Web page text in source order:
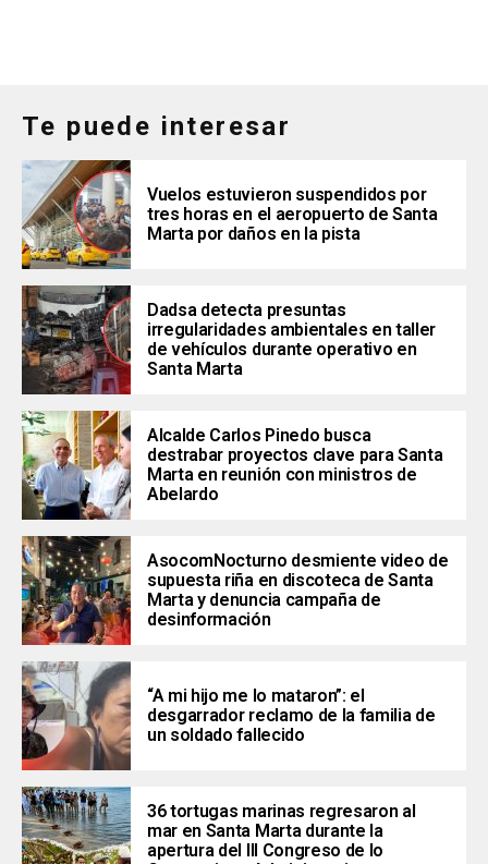
Te puede interesar
Vuelos estuvieron suspendidos por
tres horas en el aeropuerto de Santa
Marta por daños en la pista
Dadsa detecta presuntas
irregularidades ambientales en taller
de vehículos durante operativo en
Santa Marta
Alcalde Carlos Pinedo busca
destrabar proyectos clave para Santa
Marta en reunión con ministros de
Abelardo
AsocomNocturno desmiente video de
supuesta riña en discoteca de Santa
Marta y denuncia campaña de
desinformación
“A mi hijo me lo mataron”: el
desgarrador reclamo de la familia de
un soldado fallecido
36 tortugas marinas regresaron al
mar en Santa Marta durante la
apertura del III Congreso de lo